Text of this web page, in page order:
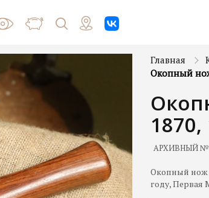
Главная
Окопный
АРХИВНЫЙ
Окопный нож
году, Первая